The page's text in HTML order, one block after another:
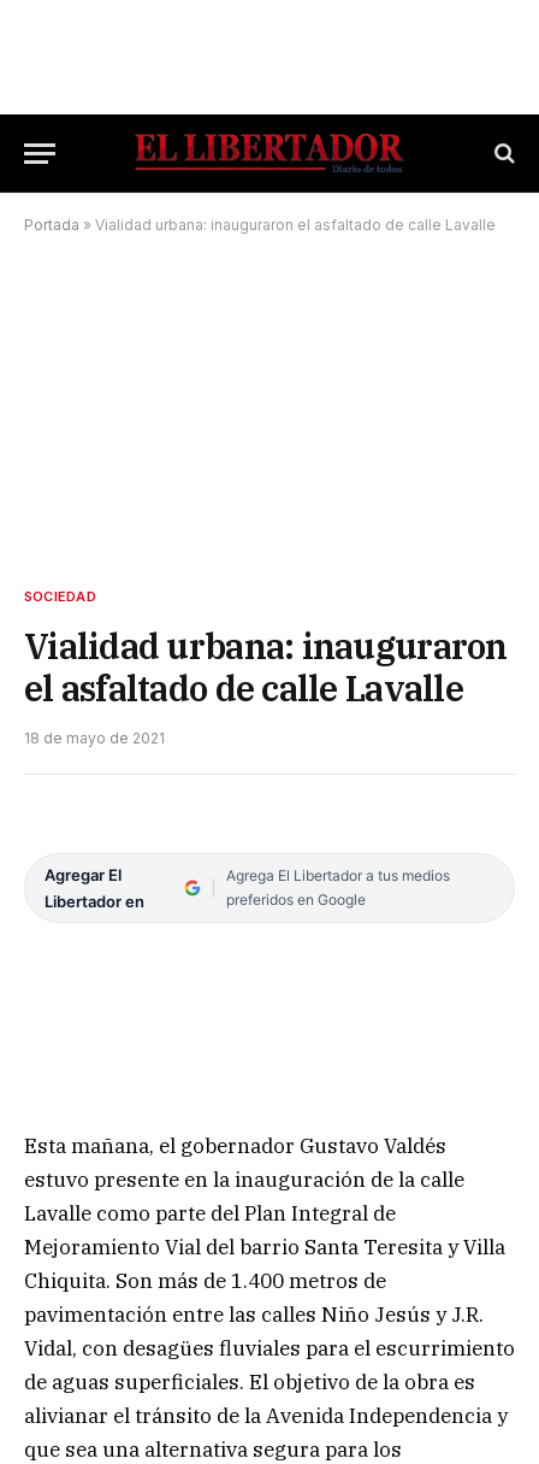
Portada » Vialidad urbana: inauguraron el asfaltado de calle Lavalle
SOCIEDAD
Vialidad urbana: inauguraron
el asfaltado de calle Lavalle
18 de mayo de 2021
Agregar El
Libertador en
Agrega El Libertador a tus medios
preferidos en Google
Esta mañana, el gobernador Gustavo Valdés
estuvo presente en la inauguración de la calle
Lavalle como parte del Plan Integral de
Mejoramiento Vial del barrio Santa Teresita y Villa
Chiquita. Son más de 1.400 metros de
pavimentación entre las calles Niño Jesús y J.R.
Vidal, con desagües fluviales para el escurrimiento
de aguas superficiales. El objetivo de la obra es
alivianar el tránsito de la Avenida Independencia y
que sea una alternativa segura para los